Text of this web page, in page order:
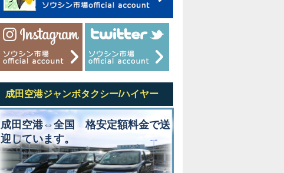
成田空港ジャンボタクシー/ハイヤー
成田空港⇔全国 格安定額料金で送
迎しています。